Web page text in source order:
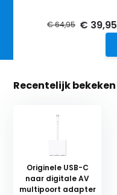
€ 64,95 € 39,95
Recentelijk bekeken
Originele USB-C
naar digitale AV
multipoort adapter